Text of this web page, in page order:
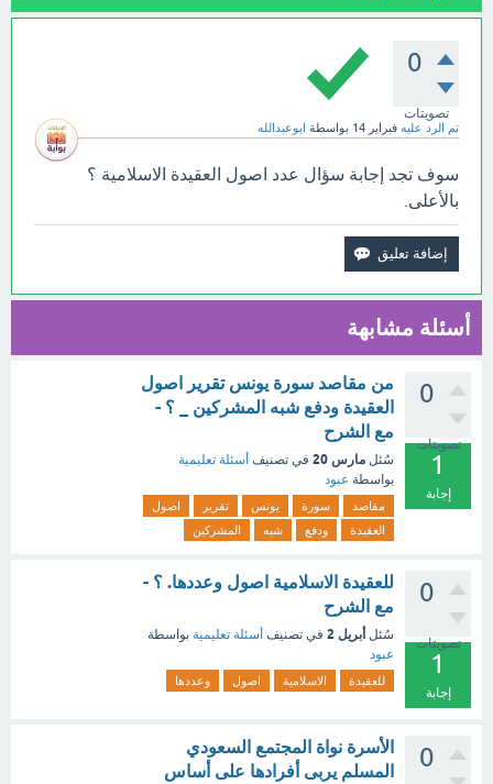
0
تصويتات
تم الرد عليه فبراير 14 بواسطة ابوعبدالله
سوف تجد إجابة سؤال عدد اصول العقيدة الاسلامية ؟
بالأعلى.
أسئلة مشابهة
0
تصويتات
1
إجابة
من مقاصد سورة يونس تقرير اصول
العقيدة ودفع شبه المشركين _ ؟ -
مع الشرح
سُئل مارس 20 في تصنيف أسئلة تعليمية
بواسطة عبود
مقاصد سورة يونس تقرير
اصول
العقيدة
ودفع شبه المشركين
0
تصويتات
1
إجابة
للعقيدة الاسلامية اصول وعددها. ؟ -
مع الشرح
سُئل أبريل 2 في تصنيف أسئلة تعليمية بواسطة
عبود
للعقيدة الاسلامية اصول وعددها
0
الأسرة نواة المجتمع السعودي
المسلم يربى أفرادها على أساس